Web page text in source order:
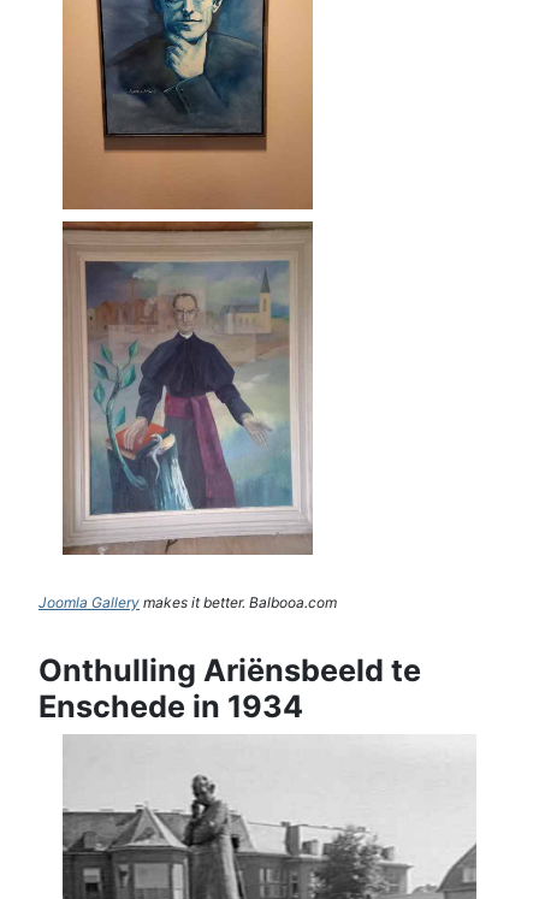
Joomla Gallery makes it better. Balbooa.com
Onthulling Ariënsbeeld te
Enschede in 1934